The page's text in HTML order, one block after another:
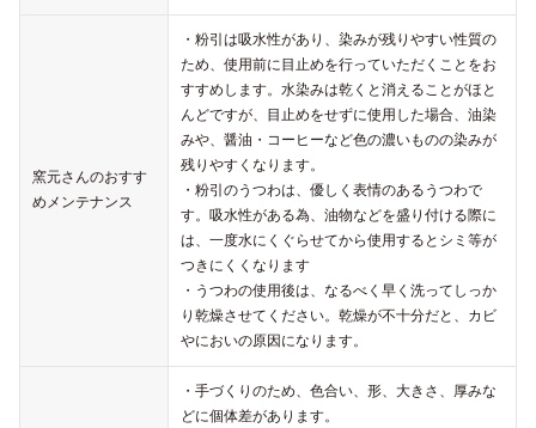
窯元さんのおすす
めメンテナンス
・粉引は吸水性があり、染みが残りやすい性質の
ため、使用前に目止めを行っていただくことをお
すすめします。水染みは乾くと消えることがほと
んどですが、目止めをせずに使用した場合、油染
みや、醤油・コーヒーなど色の濃いものの染みが
残りやすくなります。
・粉引のうつわは、優しく表情のあるうつわで
す。吸水性がある為、油物などを盛り付ける際に
は、一度水にくぐらせてから使用するとシミ等が
つきにくくなります
・うつわの使用後は、なるべく早く洗ってしっか
り乾燥させてください。乾燥が不十分だと、カビ
やにおいの原因になります。
・手づくりのため、色合い、形、大きさ、厚みな
どに個体差があります。